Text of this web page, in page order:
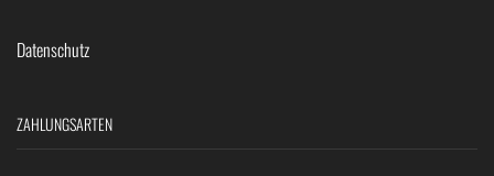
Datenschutz
ZAHLUNGSARTEN